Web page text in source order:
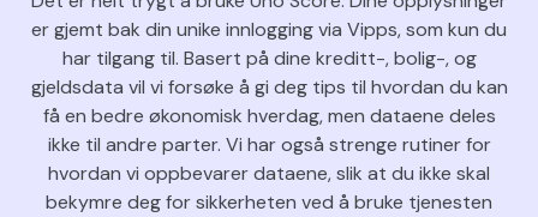
er gjemt bak din unike innlogging via Vipps, som kun du
har tilgang til. Basert på dine kreditt-, bolig-, og
gjeldsdata vil vi forsøke å gi deg tips til hvordan du kan
få en bedre økonomisk hverdag, men dataene deles
ikke til andre parter. Vi har også strenge rutiner for
hvordan vi oppbevarer dataene, slik at du ikke skal
bekymre deg for sikkerheten ved å bruke tjenesten